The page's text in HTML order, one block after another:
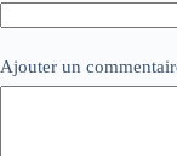
Ajouter un